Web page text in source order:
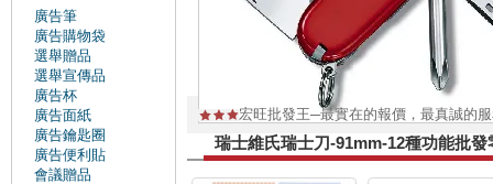
廣告筆
廣告購物袋
選舉贈品
選舉宣傳品
廣告杯
廣告面紙
廣告鑰匙圈
廣告便利貼
會議贈品
宏旺批發王─最實在的報價，最真誠的
瑞士維氏瑞士刀-91mm-12種功能批發